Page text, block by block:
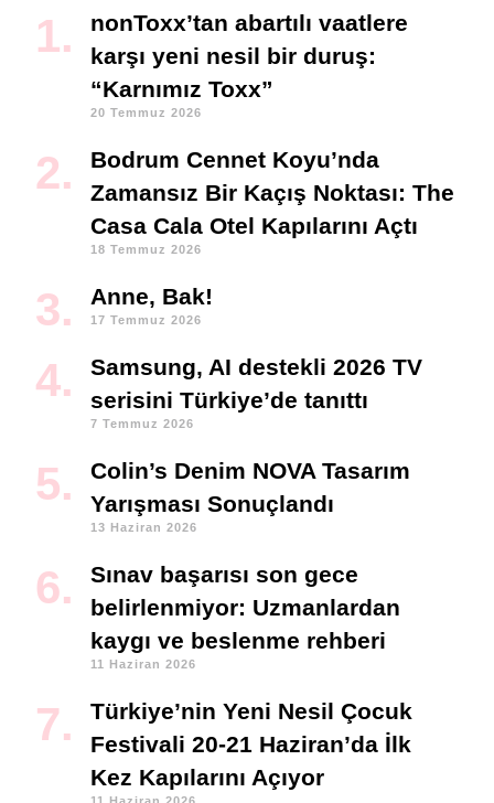
nonToxx’tan abartılı vaatlere
karşı yeni nesil bir duruş:
“Karnımız Toxx”
20 Temmuz 2026
Bodrum Cennet Koyu’nda
Zamansız Bir Kaçış Noktası: The
Casa Cala Otel Kapılarını Açtı
18 Temmuz 2026
Anne, Bak!
17 Temmuz 2026
Samsung, AI destekli 2026 TV
serisini Türkiye’de tanıttı
7 Temmuz 2026
Colin’s Denim NOVA Tasarım
Yarışması Sonuçlandı
13 Haziran 2026
Sınav başarısı son gece
belirlenmiyor: Uzmanlardan
kaygı ve beslenme rehberi
11 Haziran 2026
Türkiye’nin Yeni Nesil Çocuk
Festivali 20-21 Haziran’da İlk
Kez Kapılarını Açıyor